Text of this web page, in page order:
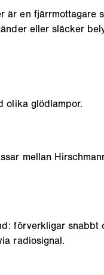
är en fjärrmottagare
eller släcker
olika glödlampor.
mellan
förverkligar snabbt
radiosignal.